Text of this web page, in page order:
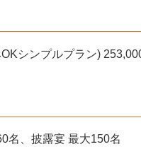
シンプルプラン)
名、披露宴 最大150名